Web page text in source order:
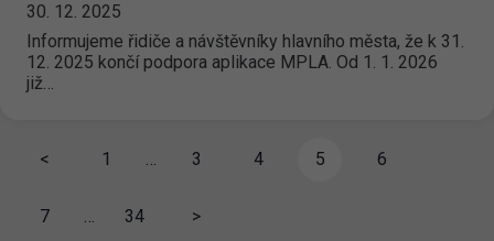
30. 12. 2025
Informujeme řidiče a návštěvníky hlavního města, že k 31.
12. 2025 končí podpora aplikace MPLA. Od 1. 1. 2026
již…
< 1 … 3 4 5 6
7 … 34 >